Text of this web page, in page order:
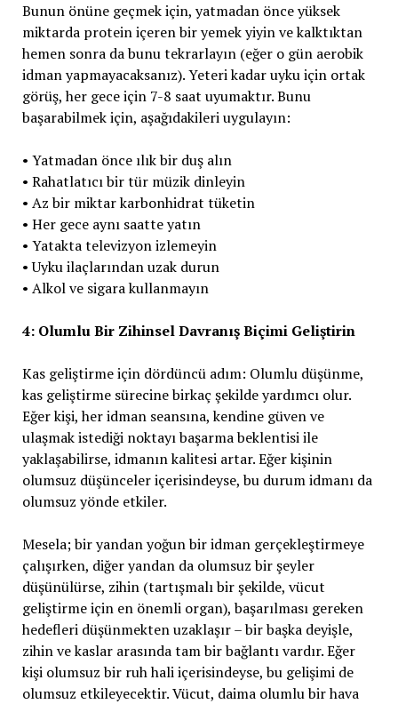
Bunun önüne geçmek için, yatmadan önce yüksek
miktarda protein içeren bir yemek yiyin ve kalktıktan
hemen sonra da bunu tekrarlayın (eğer o gün aerobik
idman yapmayacaksanız). Yeteri kadar uyku için ortak
görüş, her gece için 7-8 saat uyumaktır. Bunu
başarabilmek için, aşağıdakileri uygulayın:
• Yatmadan önce ılık bir duş alın
• Rahatlatıcı bir tür müzik dinleyin
• Az bir miktar karbonhidrat tüketin
• Her gece aynı saatte yatın
• Yatakta televizyon izlemeyin
• Uyku ilaçlarından uzak durun
• Alkol ve sigara kullanmayın
4: Olumlu Bir Zihinsel Davranış Biçimi Geliştirin
Kas geliştirme için dördüncü adım: Olumlu düşünme,
kas geliştirme sürecine birkaç şekilde yardımcı olur.
Eğer kişi, her idman seansına, kendine güven ve
ulaşmak istediği noktayı başarma beklentisi ile
yaklaşabilirse, idmanın kalitesi artar. Eğer kişinin
olumsuz düşünceler içerisindeyse, bu durum idmanı da
olumsuz yönde etkiler.
Mesela; bir yandan yoğun bir idman gerçekleştirmeye
çalışırken, diğer yandan da olumsuz bir şeyler
düşünülürse, zihin (tartışmalı bir şekilde, vücut
geliştirme için en önemli organ), başarılması gereken
hedefleri düşünmekten uzaklaşır – bir başka deyişle,
zihin ve kaslar arasında tam bir bağlantı vardır. Eğer
kişi olumsuz bir ruh hali içerisindeyse, bu gelişimi de
olumsuz etkileyecektir. Vücut, daima olumlu bir hava